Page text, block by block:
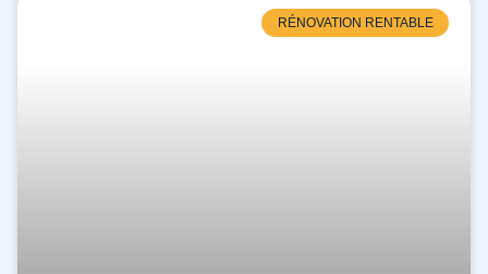
RÉNOVATION RENTABLE